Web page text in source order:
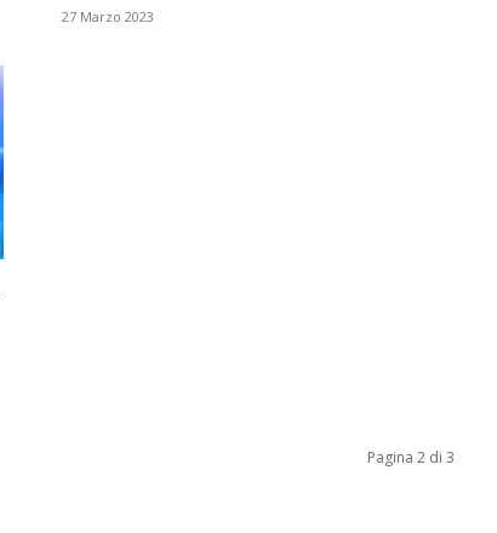
27 Marzo 2023
Pagina 2 di 3